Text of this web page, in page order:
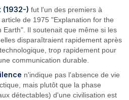
(1932-) fut l'un des premiers à
de 1975 "Explanation for the
Earth". Il soutenait que même si les
disparaîtraient rapidement après
trop rapidement pour
communication durable.
n'indique pas l'absence de vie
mais plutôt que la phase
détectables) d'une civilisation est